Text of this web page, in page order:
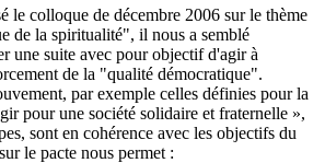
le colloque de décembre 2006 sur le thème
de la spiritualité", il nous a semblé
une suite avec pour objectif d'agir à
de la "qualité démocratique".
par exemple celles définies pour la
pour une société solidaire et fraternelle »,
sont en cohérence avec les objectifs du
le pacte nous permet :